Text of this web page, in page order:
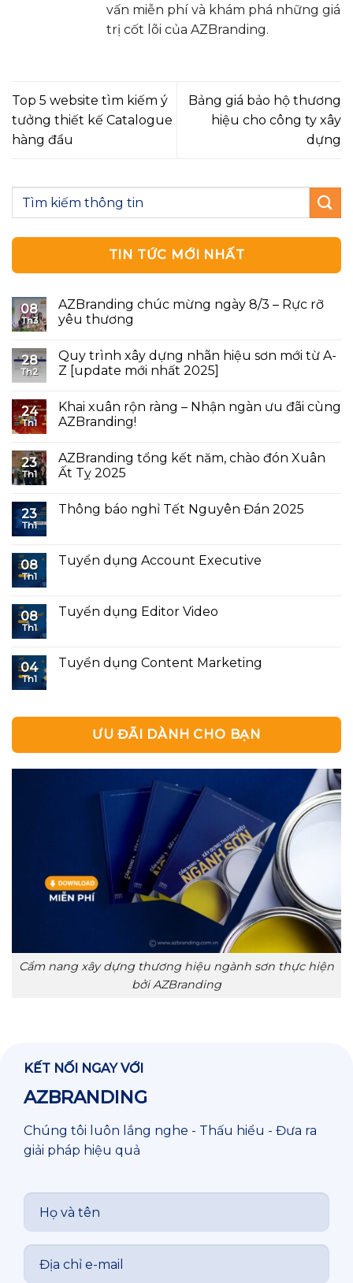
vấn miễn phí và khám phá những giá
trị cốt lõi của AZBranding.
Top 5 website tìm kiếm ý
tưởng thiết kế Catalogue
hàng đầu
Bảng giá bảo hộ thương
hiệu cho công ty xây
dựng
TIN TỨC MỚI NHẤT
08
Th3
AZBranding chúc mừng ngày 8/3 – Rực rỡ
yêu thương
28
Th2
Quy trình xây dựng nhãn hiệu sơn mới từ A-
Z [update mới nhất 2025]
24
Th1
Khai xuân rộn ràng – Nhận ngàn ưu đãi cùng
AZBranding!
23
Th1
AZBranding tổng kết năm, chào đón Xuân
Ất Tỵ 2025
23
Th1
Thông báo nghỉ Tết Nguyên Đán 2025
08
Th1
Tuyển dụng Account Executive
08
Th1
Tuyển dụng Editor Video
04
Th1
Tuyển dụng Content Marketing
ƯU ĐÃI DÀNH CHO BẠN
Cẩm nang xây dựng thương hiệu ngành sơn thực hiện
bởi AZBranding
KẾT NỐI NGAY VỚI
AZBRANDING
Chúng tôi luôn lắng nghe - Thấu hiểu - Đưa ra
giải pháp hiệu quả